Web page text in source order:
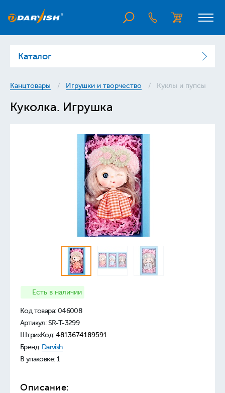
Каталог
Канцтовары Игрушки и творчество Куклы и пупсы
Куколка. Игрушка
Есть в наличии
Код товара: 046008
Артикул: SR-T-3299
ШтрихКод: 4813674189591
Бренд: Darvish
В упаковке: 1
Описание: